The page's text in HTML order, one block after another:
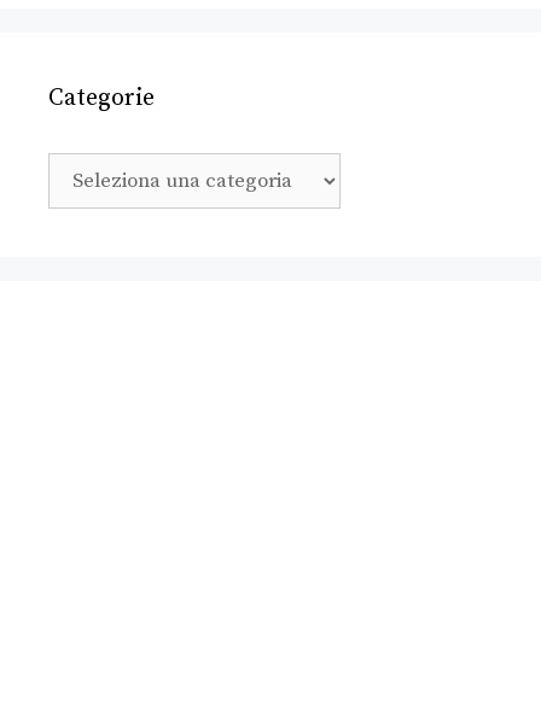
Categorie